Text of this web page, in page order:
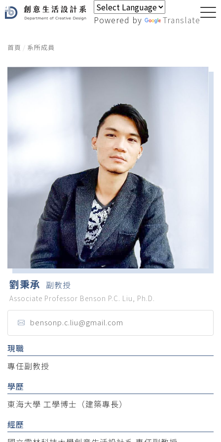
Powered by Translate
首頁 系所成員
劉秉承 副教授
Associate Professor Benson P.C. Liu, Ph.D.
bensonp.c.liu@gmail.com
現職
專任副教授
學歷
東海大學 工學博士（建築專長）
經歷